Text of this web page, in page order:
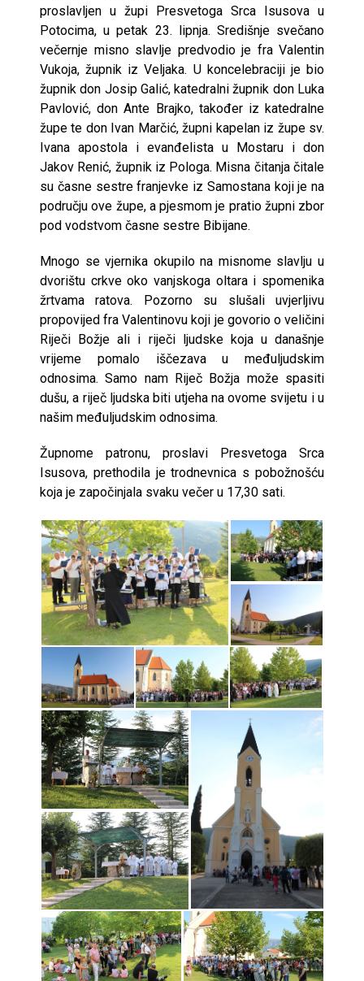
proslavljen u župi Presvetoga Srca Isusova u
Potocima, u petak 23. lipnja. Središnje svečano
večernje misno slavlje predvodio je fra Valentin
Vukoja, župnik iz Veljaka. U koncelebraciji je bio
župnik don Josip Galić, katedralni župnik don Luka
Pavlović, don Ante Brajko, također iz katedralne
župe te don Ivan Marčić, župni kapelan iz župe sv.
Ivana apostola i evanđelista u Mostaru i don
Jakov Renić, župnik iz Pologa. Misna čitanja čitale
su časne sestre franjevke iz Samostana koji je na
području ove župe, a pjesmom je pratio župni zbor
pod vodstvom časne sestre Bibijane.
Mnogo se vjernika okupilo na misnome slavlju u
dvorištu crkve oko vanjskoga oltara i spomenika
žrtvama ratova. Pozorno su slušali uvjerljivu
propovijed fra Valentinovu koji je govorio o veličini
Riječi Božje ali i riječi ljudske koja u današnje
vrijeme pomalo iščezava u međuljudskim
odnosima. Samo nam Riječ Božja može spasiti
dušu, a riječ ljudska biti utjeha na ovome svijetu i u
našim međuljudskim odnosima.
Župnome patronu, proslavi Presvetoga Srca
Isusova, prethodila je trodnevnica s pobožnošću
koja je započinjala svaku večer u 17,30 sati.